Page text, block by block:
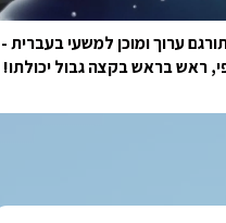
פיס פרק 824 מתורגם ערוך ומוכן למשעי בעברית -
ראש בראש בקצה גבול יכולתו!